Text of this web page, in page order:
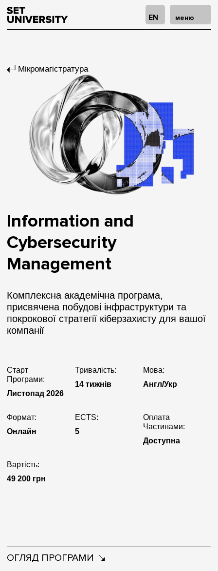
EN меню
Мікромагістратура
Information and
Cybersecurity
Management
Комплексна академічна програма,
присвячена побудові інфраструктури та
покрокової стратегії кіберзахисту для вашої
компанії
Старт
Програми:
Листопад 2026
Тривалість:
14 тижнів
Мова:
Англ/Укр
Формат:
Онлайн
ECTS:
5
Оплата
Частинами:
Доступна
Вартість:
49 200 грн
ОГЛЯД ПРОГРАМИ